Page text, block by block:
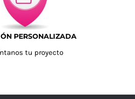
PERSONALIZADA
tu proyecto